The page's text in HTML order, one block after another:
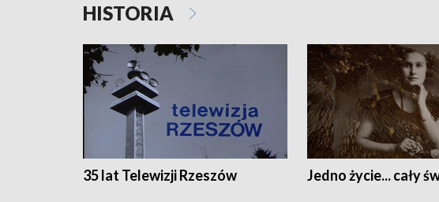
HISTORIA
35 lat Telewizji Rzeszów Jedno życie... cały